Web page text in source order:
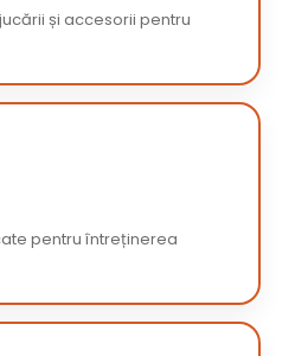
și accesorii pentru
pentru întreținerea